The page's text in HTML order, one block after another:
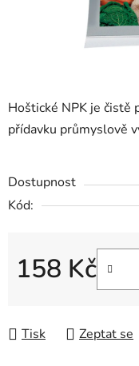
Hoštické NPK je čistě
přídavku průmyslově
Dostupnost
Kód:
158 Kč
Tisk Zeptat se